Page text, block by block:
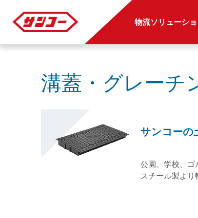
物流ソリューシ
溝蓋・グレーチ
サンコーの
公園、学校、ゴ
スチール製より